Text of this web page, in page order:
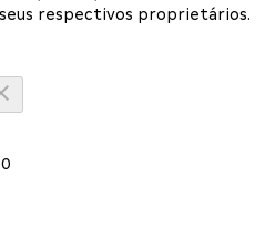
respectivos proprietários.